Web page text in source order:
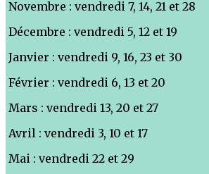
Novembre : vendredi 7, 14, 21 et 28
Décembre : vendredi 5, 12 et 19
Janvier : vendredi 9, 16, 23 et 30
Février : vendredi 6, 13 et 20
Mars : vendredi 13, 20 et 27
Avril : vendredi 3, 10 et 17
Mai : vendredi 22 et 29